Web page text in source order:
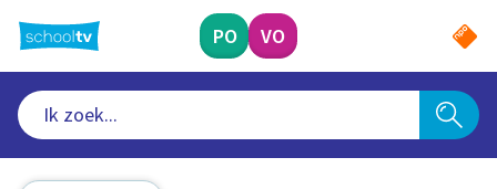
naar
hoofdinhoud
PO VO